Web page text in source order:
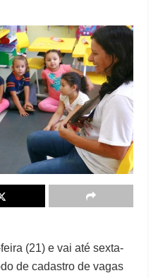
(21) e vai até sexta-
de cadastro de vagas